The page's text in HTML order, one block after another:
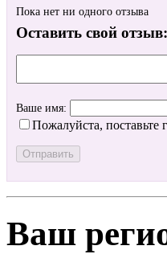
Пока нет ни одного отзыва
Оставить свой отзыв:
Ваше имя:
Пожалуйста, поставьте
Ваш